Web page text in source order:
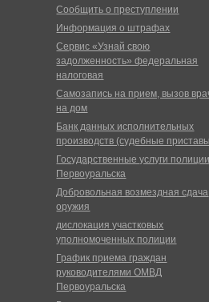
Сообщить о преступлении
Информация о штрафах
Сервис «Узнай свою
задолженность» федеральная
налоговая
Самозапись на прием, вызов
на дом
Банк данных исполнительных
производств (судебные
Государственные услуги
Первоуральска
Добровольная возмездная сдача
оружия
дислокация участковых
уполномоченных полиции
График приема граждан
руководителями ОМВД
Первоуральска